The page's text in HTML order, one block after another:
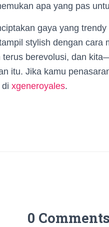
apa yang pas
gaya yang
stylish dengan cara
terus berevolusi, dan
itu. Jika kamu
xgeneroyales.
0 Comments